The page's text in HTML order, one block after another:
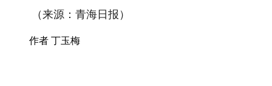
（来源：青海日报）
作者 丁玉梅